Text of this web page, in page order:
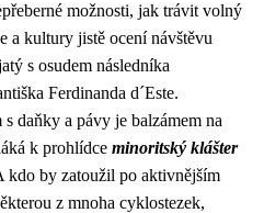
možnosti, jak trávit volný
a kultury jistě ocení návštěvu
s osudem následníka
Ferdinanda d´Este.
daňky a pávy je balzámem na
k prohlídce minoritský klášter
kdo by zatoužil po aktivnějším
z mnoha cyklostezek,